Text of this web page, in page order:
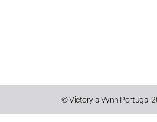
© Victoryia Vynn Portugal